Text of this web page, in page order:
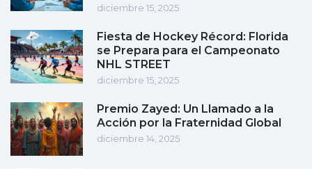
diciembre 15, 2025
Fiesta de Hockey Récord: Florida
se Prepara para el Campeonato
NHL STREET
diciembre 15, 2025
Premio Zayed: Un Llamado a la
Acción por la Fraternidad Global
diciembre 14, 2025